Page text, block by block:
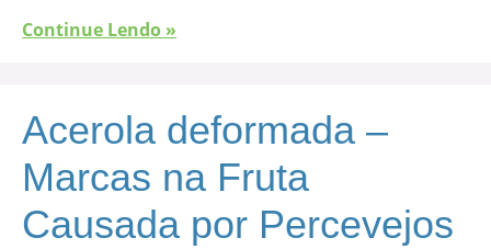
Continue Lendo »
Acerola deformada –
Marcas na Fruta
Causada por Percevejos